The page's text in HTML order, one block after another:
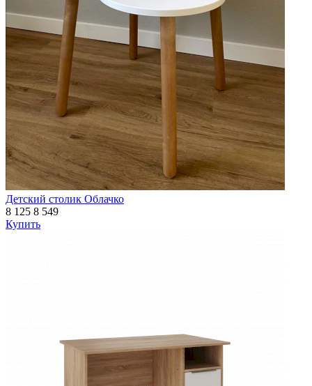
Детский столик Облачко
8 125 8 549
Купить